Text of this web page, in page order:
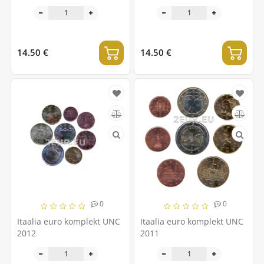
14.50 € 14.50 €
0
Itaalia euro komplekt UNC
2012
0
Itaalia euro komplekt UNC
2011